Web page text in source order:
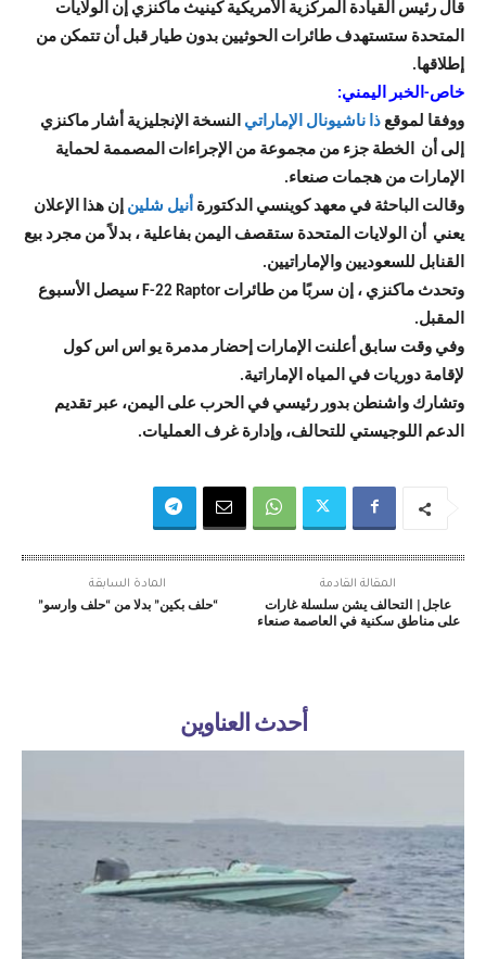
قال رئيس القيادة المركزية الأمريكية كينيث ماكنزي إن الولايات
المتحدة ستستهدف طائرات الحوثيين بدون طيار قبل أن تتمكن من
إطلاقها.
خاص-الخبر اليمني:
ووفقا لموقع ذا ناشيونال الإماراتي النسخة الإنجليزية أشار ماكنزي
إلى أن الخطة جزء من مجموعة من الإجراءات المصممة لحماية
الإمارات من هجمات صنعاء.
وقالت الباحثة في معهد كوينسي الدكتورة أنيل شلين إن هذا الإعلان
يعني أن الولايات المتحدة ستقصف اليمن بفاعلية ، بدلاً من مجرد بيع
القنابل للسعوديين والإماراتيين.
وتحدث ماكنزي ، إن سربًا من طائرات F-22 Raptor سيصل الأسبوع
المقبل.
وفي وقت سابق أعلنت الإمارات إحضار مدمرة يو اس اس كول
لإقامة دوريات في المياه الإماراتية.
وتشارك واشنطن بدور رئيسي في الحرب على اليمن، عبر تقديم
الدعم اللوجيستي للتحالف، وإدارة غرف العمليات.
المادة السابقة
“حلف بكين” بدلا من “حلف وارسو”
المقالة القادمة
عاجل| التحالف يشن سلسلة غارات
على مناطق سكنية في العاصمة صنعاء
أحدث العناوين